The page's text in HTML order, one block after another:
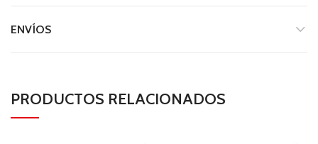
ENVÍOS
PRODUCTOS RELACIONADOS